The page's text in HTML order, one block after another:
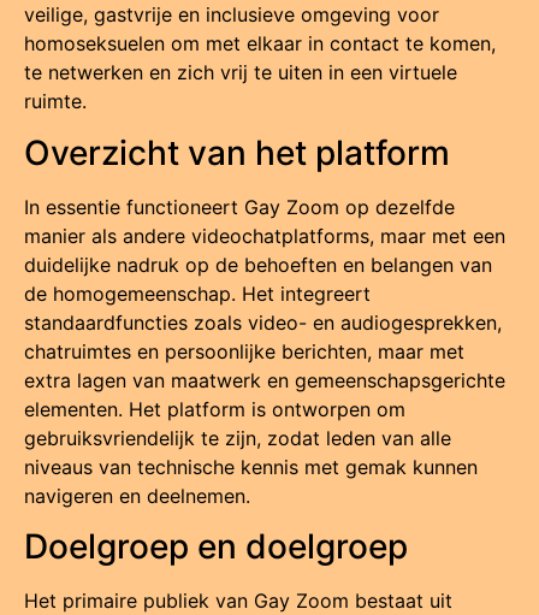
veilige, gastvrije en inclusieve omgeving voor
homoseksuelen om met elkaar in contact te komen,
te netwerken en zich vrij te uiten in een virtuele
ruimte.
Overzicht van het platform
In essentie functioneert Gay Zoom op dezelfde
manier als andere videochatplatforms, maar met een
duidelijke nadruk op de behoeften en belangen van
de homogemeenschap. Het integreert
standaardfuncties zoals video- en audiogesprekken,
chatruimtes en persoonlijke berichten, maar met
extra lagen van maatwerk en gemeenschapsgerichte
elementen. Het platform is ontworpen om
gebruiksvriendelijk te zijn, zodat leden van alle
niveaus van technische kennis met gemak kunnen
navigeren en deelnemen.
Doelgroep en doelgroep
Het primaire publiek van Gay Zoom bestaat uit